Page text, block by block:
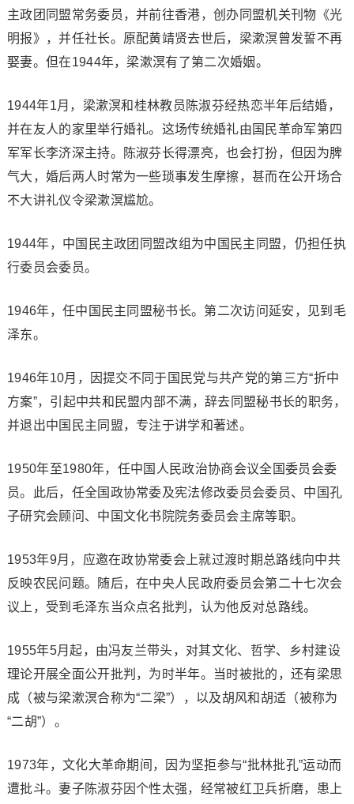
主政团同盟常务委员，并前往香港，创办同盟机关刊物《光
明报》，并任社长。原配黄靖贤去世后，梁漱溟曾发誓不再
娶妻。但在1944年，梁漱溟有了第二次婚姻。
1944年1月，梁漱溟和桂林教员陈淑芬经热恋半年后结婚，
并在友人的家里举行婚礼。这场传统婚礼由国民革命军第四
军军长李济深主持。陈淑芬长得漂亮，也会打扮，但因为脾
气大，婚后两人时常为一些琐事发生摩擦，甚而在公开场合
不大讲礼仪令梁漱溟尴尬。
1944年，中国民主政团同盟改组为中国民主同盟，仍担任执
行委员会委员。
1946年，任中国民主同盟秘书长。第二次访问延安，见到毛
泽东。
1946年10月，因提交不同于国民党与共产党的第三方“折中
方案”，引起中共和民盟内部不满，辞去同盟秘书长的职务，
并退出中国民主同盟，专注于讲学和著述。
1950年至1980年，任中国人民政治协商会议全国委员会委
员。此后，任全国政协常委及宪法修改委员会委员、中国孔
子研究会顾问、中国文化书院院务委员会主席等职。
1953年9月，应邀在政协常委会上就过渡时期总路线向中共
反映农民问题。随后，在中央人民政府委员会第二十七次会
议上，受到毛泽东当众点名批判，认为他反对总路线。
1955年5月起，由冯友兰带头，对其文化、哲学、乡村建设
理论开展全面公开批判，为时半年。当时被批的，还有梁思
成（被与梁漱溟合称为“二梁”），以及胡风和胡适（被称为
“二胡”）。
1973年，文化大革命期间，因为坚拒参与“批林批孔”运动而
遭批斗。妻子陈淑芬因个性太强，经常被红卫兵折磨，患上